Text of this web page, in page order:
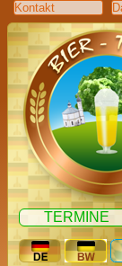
Kontakt
TERMINE